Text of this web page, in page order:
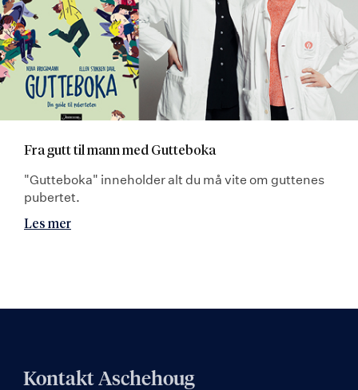
Fra gutt til mann med Gutteboka
"Gutteboka" inneholder alt du må vite om guttenes
pubertet.
Les mer
Kontakt Aschehoug